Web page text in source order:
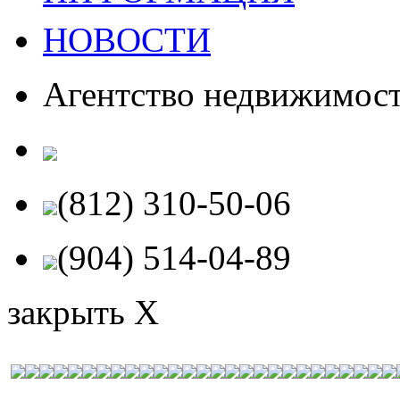
НОВОСТИ
Агентство
(812) 310-50-06
(904) 514-04-89
закрыть X